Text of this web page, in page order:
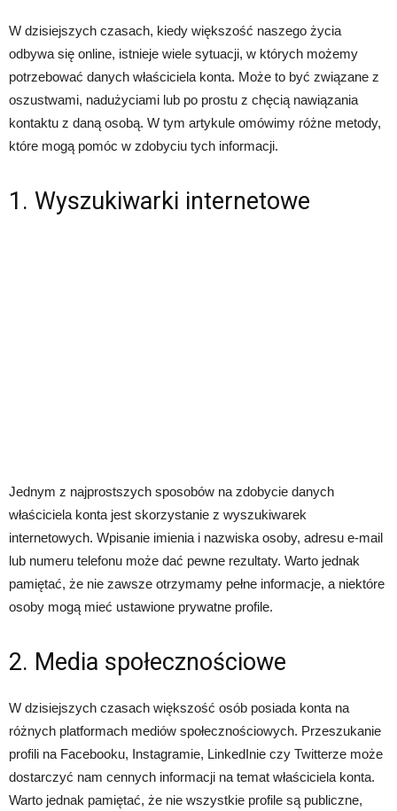
W dzisiejszych czasach, kiedy większość naszego życia
odbywa się online, istnieje wiele sytuacji, w których możemy
potrzebować danych właściciela konta. Może to być związane z
oszustwami, nadużyciami lub po prostu z chęcią nawiązania
kontaktu z daną osobą. W tym artykule omówimy różne metody,
które mogą pomóc w zdobyciu tych informacji.
1. Wyszukiwarki internetowe
Jednym z najprostszych sposobów na zdobycie danych
właściciela konta jest skorzystanie z wyszukiwarek
internetowych. Wpisanie imienia i nazwiska osoby, adresu e-mail
lub numeru telefonu może dać pewne rezultaty. Warto jednak
pamiętać, że nie zawsze otrzymamy pełne informacje, a niektóre
osoby mogą mieć ustawione prywatne profile.
2. Media społecznościowe
W dzisiejszych czasach większość osób posiada konta na
różnych platformach mediów społecznościowych. Przeszukanie
profili na Facebooku, Instagramie, LinkedInie czy Twitterze może
dostarczyć nam cennych informacji na temat właściciela konta.
Warto jednak pamiętać, że nie wszystkie profile są publiczne,